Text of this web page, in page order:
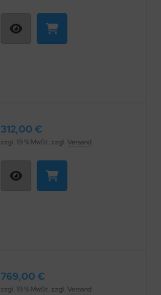
312,00 €
zzgl. 19 % MwSt. zzgl. Versand
769,00 €
zzgl. 19 % MwSt. zzgl. Versand